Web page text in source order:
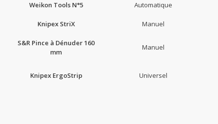
Weikon Tools N°5 Automatique
Knipex StriX Manuel
S&R Pince à Dénuder 160
mm
Manuel
Knipex ErgoStrip Universel